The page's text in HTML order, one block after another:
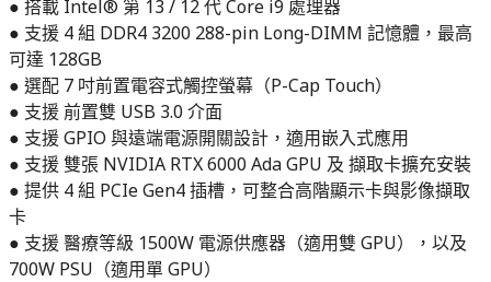
● 搭載 Intel® 第 13 / 12 代 Core i9 處理器
● 支援 4 組 DDR4 3200 288-pin Long-DIMM 記憶體，最高
可達 128GB
● 選配 7 吋前置電容式觸控螢幕（P-Cap Touch）
● 支援 前置雙 USB 3.0 介面
● 支援 GPIO 與遠端電源開關設計，適用嵌入式應用
● 支援 雙張 NVIDIA RTX 6000 Ada GPU 及 擷取卡擴充安裝
● 提供 4 組 PCIe Gen4 插槽，可整合高階顯示卡與影像擷取
卡
● 支援 醫療等級 1500W 電源供應器（適用雙 GPU），以及
700W PSU（適用單 GPU）